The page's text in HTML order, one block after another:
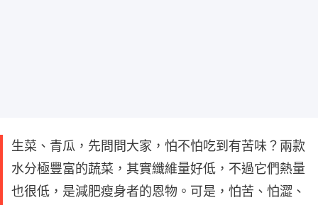
生菜、青瓜，先問問大家，怕不怕吃到有苦味？兩款
水分極豐富的蔬菜，其實纖維量好低，不過它們熱量
也很低，是減肥瘦身者的恩物。可是，怕苦、怕澀、